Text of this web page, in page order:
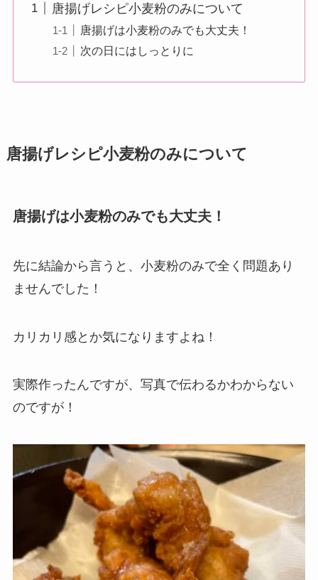
唐揚げレシピ小麦粉のみについて
唐揚げは小麦粉のみでも大丈夫！
次の日にはしっとりに
唐揚げレシピ小麦粉のみについて
唐揚げは小麦粉のみでも大丈夫！
先に結論から言うと、小麦粉のみで全く問題あり
ませんでした！
カリカリ感とか気になりますよね！
実際作ったんですが、写真で伝わるかわからない
のですが！